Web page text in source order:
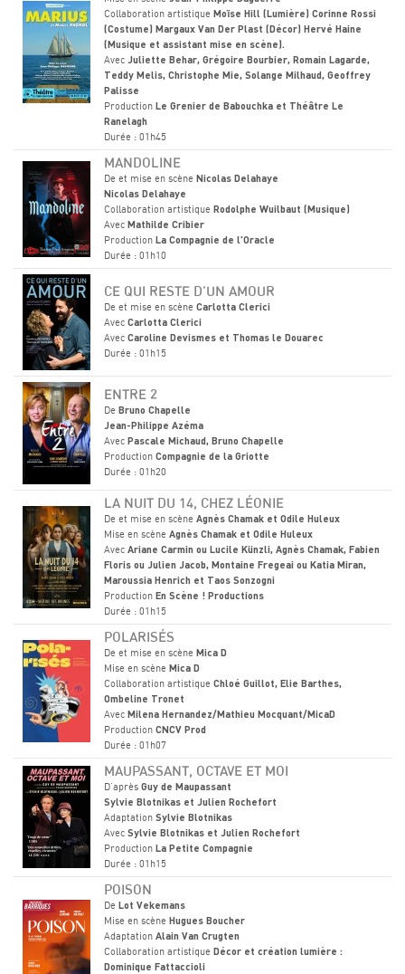
Collaboration artistique Moïse Hill (Lumière) Corinne Rossi
(Costume) Margaux Van Der Plast (Décor) Hervé Haine
(Musique et assistant mise en scène).
Avec Juliette Behar, Grégoire Bourbier, Romain Lagarde,
Teddy Melis, Christophe Mie, Solange Milhaud, Geoffrey
Palisse
Production Le Grenier de Babouchka et Théâtre Le
Ranelagh
Durée : 01h45
MANDOLINE
De et mise en scène Nicolas Delahaye
Nicolas Delahaye
Collaboration artistique Rodolphe Wuilbaut (Musique)
Avec Mathilde Cribier
Production La Compagnie de l'Oracle
Durée : 01h10
CE QUI RESTE D’UN AMOUR
De et mise en scène Carlotta Clerici
Avec Carlotta Clerici
Avec Caroline Devismes et Thomas le Douarec
Durée : 01h15
ENTRE 2
De Bruno Chapelle
Jean-Philippe Azéma
Avec Pascale Michaud, Bruno Chapelle
Production Compagnie de la Griotte
Durée : 01h20
LA NUIT DU 14, CHEZ LÉONIE
De et mise en scène Agnès Chamak et Odile Huleux
Mise en scène Agnès Chamak et Odile Huleux
Avec Ariane Carmin ou Lucile Künzli, Agnès Chamak, Fabien
Floris ou Julien Jacob, Montaine Fregeai ou Katia Miran,
Maroussia Henrich et Taos Sonzogni
Production En Scène ! Productions
Durée : 01h15
POLARISÉS
De et mise en scène Mica D
Mise en scène Mica D
Collaboration artistique Chloé Guillot, Elie Barthes,
Ombeline Tronet
Avec Milena Hernandez/Mathieu Mocquant/MicaD
Production CNCV Prod
Durée : 01h07
MAUPASSANT, OCTAVE ET MOI
D'après Guy de Maupassant
Sylvie Blotnikas et Julien Rochefort
Adaptation Sylvie Blotnikas
Avec Sylvie Blotnikas et Julien Rochefort
Production La Petite Compagnie
Durée : 01h15
POISON
De Lot Vekemans
Mise en scène Hugues Boucher
Adaptation Alain Van Crugten
Collaboration artistique Décor et création lumière :
Dominique Fattaccioli